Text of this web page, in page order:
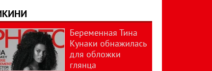
Беременная Тина
Кунаки обнажилась
для обложки
глянца